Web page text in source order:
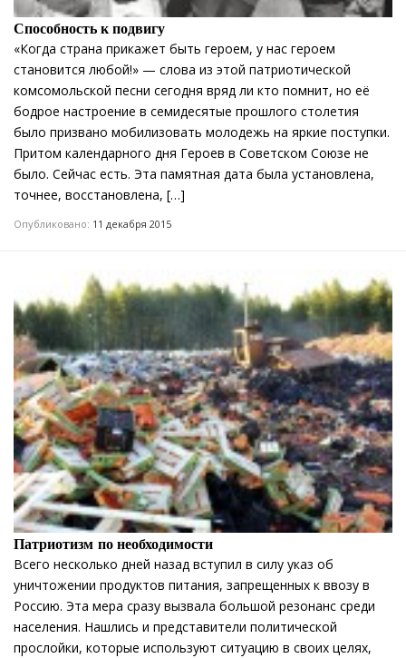
Способность к подвигу
«Когда страна прикажет быть героем, у нас героем
становится любой!» — слова из этой патриотической
комсомольской песни сегодня вряд ли кто помнит, но её
бодрое настроение в семидесятые прошлого столетия
было призвано мобилизовать молодежь на яркие поступки.
Притом календарного дня Героев в Советском Союзе не
было. Сейчас есть. Эта памятная дата была установлена,
точнее, восстановлена, […]
Опубликовано: 11 декабря 2015
Патриотизм по необходимости
Всего несколько дней назад вступил в силу указ об
уничтожении продуктов питания, запрещенных к ввозу в
Россию. Эта мера сразу вызвала большой резонанс среди
населения. Нашлись и представители политической
прослойки, которые используют ситуацию в своих целях,